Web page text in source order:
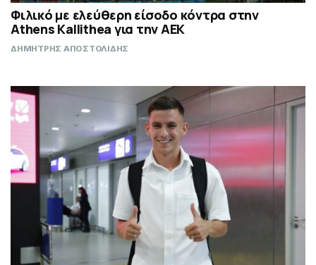
Φιλικό με ελεύθερη είσοδο κόντρα στην
Athens Kallithea για την ΑΕΚ
ΔΗΜΗΤΡΗΣ ΑΠΟΣΤΟΛΙΔΗΣ